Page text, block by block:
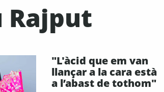
Rajput
"L'àcid que em van
llançar a la cara està
a l’abast de tothom"